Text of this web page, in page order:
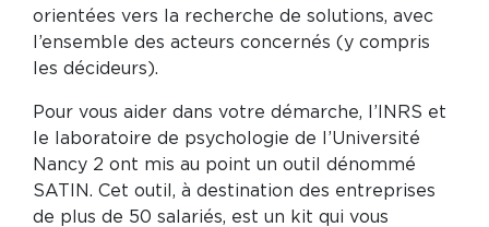
orientées vers la recherche de solutions, avec
l’ensemble des acteurs concernés (y compris
les décideurs).
Pour vous aider dans votre démarche, l’INRS et
le laboratoire de psychologie de l’Université
Nancy 2 ont mis au point un outil dénommé
SATIN. Cet outil, à destination des entreprises
de plus de 50 salariés, est un kit qui vous